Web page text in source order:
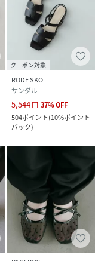
クーポン対象
RODE SKO
サンダル
5,544円 37%OFF
504ポイント(10%ポイント
バック)